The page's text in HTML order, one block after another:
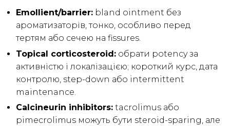
Emollient/barrier: bland ointment без
ароматизаторів, тонко, особливо перед
тертям або сечею на fissures.
Topical corticosteroid: обрати potency за
активністю і локалізацією; короткий курс, дата
контролю, step-down або intermittent
maintenance.
Calcineurin inhibitors: tacrolimus або
pimecrolimus можуть бути steroid-sparing, але